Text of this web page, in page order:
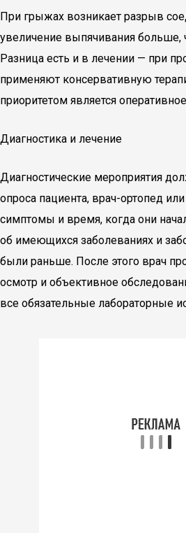
При грыжах возникает разрыв
увеличение выпячивания больше,
Разница есть и в лечении — при
применяют консервативную
приоритетом является
Диагностика и лечение
Диагностические мероприятия
опроса пациента, врач-ортопед
симптомы и время, когда они
об имеющихся заболеваниях и
были раньше. После этого врач
осмотр и объективное
все обязательные лабораторные